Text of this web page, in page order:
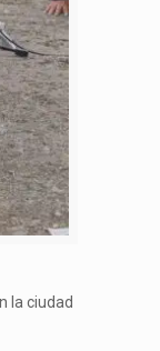
la ciudad